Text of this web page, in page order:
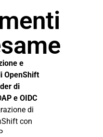
e
OpenShift
di
e OIDC
di
con